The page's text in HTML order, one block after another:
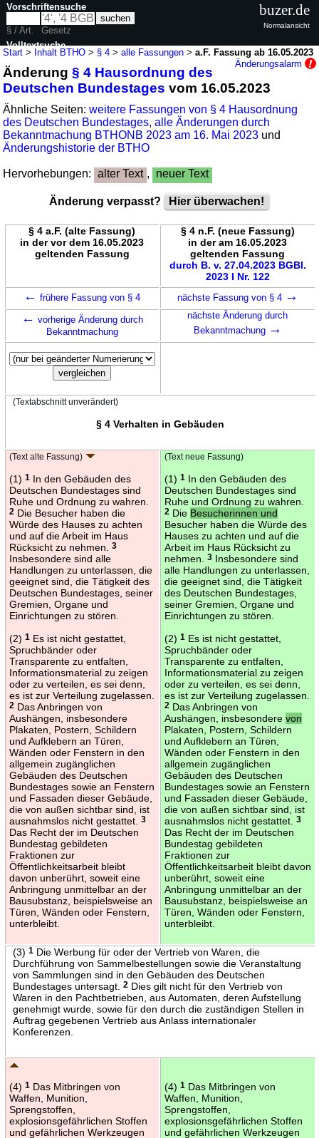
Start > Inhalt BTHO > § 4 >alle Fassungen >a.F. Fassung ab 16.05.2023
Änderungsalarm
Änderung§ 4 Hausordnung des
Deutschen Bundestages vom 16.05.2023
Ähnliche Seiten:weitere Fassungen von § 4 Hausordnung
des Deutschen Bundestages,alle Änderungen durch
Bekanntmachung BTHONB 2023 am 16. Mai 2023 und
Änderungshistorie der BTHO
Hervorhebungen: alter Text , neuer Text
Änderung verpasst? Hier überwachen!
§ 4 a.F. (alte Fassung)
in der vor dem 16.05.2023
geltenden Fassung
§ 4 n.F. (neue Fassung)
in der am 16.05.2023
geltenden Fassung
durch B. v. 27.04.2023 BGBl.
2023 I Nr. 122
← frühere Fassung von § 4 nächste Fassung von § 4 →
← vorherige Änderung durch
Bekanntmachung
nächste Änderung durch
Bekanntmachung →
(Textabschnitt unverändert)
§ 4 Verhalten in Gebäuden
(Text alte Fassung)
(1) 1In den Gebäuden des
Deutschen Bundestages sind
Ruhe und Ordnung zu wahren.
2Die Besucher haben die
Würde des Hauses zu achten
und auf die Arbeit im Haus
Rücksicht zu nehmen.
3
Insbesondere sind alle
Handlungen zu unterlassen, die
geeignet sind, die Tätigkeit des
Deutschen Bundestages, seiner
Gremien, Organe und
Einrichtungen zu stören.
(2) 1Es ist nicht gestattet,
Spruchbänder oder
Transparente zu entfalten,
Informationsmaterial zu zeigen
oder zu verteilen, es sei denn,
es ist zur Verteilung zugelassen.
2Das Anbringen von
Aushängen, insbesondere
Plakaten, Postern, Schildern
und Aufklebern an Türen,
Wänden oder Fenstern in den
allgemein zugänglichen
Gebäuden des Deutschen
Bundestages sowie an Fenstern
und Fassaden dieser Gebäude,
die von außen sichtbar sind, ist
ausnahmslos nicht gestattet.
3
Das Recht der im Deutschen
Bundestag gebildeten
Fraktionen zur
Öffentlichkeitsarbeit bleibt
davon unberührt, soweit eine
Anbringung unmittelbar an der
Bausubstanz, beispielsweise an
Türen, Wänden oder Fenstern,
unterbleibt.
(Text neue Fassung)
(1) 1In den Gebäuden des
Deutschen Bundestages sind
Ruhe und Ordnung zu wahren.
2Die Besucherinnen und
Besucher haben die Würde des
Hauses zu achten und auf die
Arbeit im Haus Rücksicht zu
nehmen.
3Insbesondere sind
alle Handlungen zu unterlassen,
die geeignet sind, die Tätigkeit
des Deutschen Bundestages,
seiner Gremien, Organe und
Einrichtungen zu stören.
(2) 1Es ist nicht gestattet,
Spruchbänder oder
Transparente zu entfalten,
Informationsmaterial zu zeigen
oder zu verteilen, es sei denn,
es ist zur Verteilung zugelassen.
2Das Anbringen von
Aushängen, insbesondere von
Plakaten, Postern, Schildern
und Aufklebern an Türen,
Wänden oder Fenstern in den
allgemein zugänglichen
Gebäuden des Deutschen
Bundestages sowie an Fenstern
und Fassaden dieser Gebäude,
die von außen sichtbar sind, ist
ausnahmslos nicht gestattet.
3
Das Recht der im Deutschen
Bundestag gebildeten
Fraktionen zur
Öffentlichkeitsarbeit bleibt davon
unberührt, soweit eine
Anbringung unmittelbar an der
Bausubstanz, beispielsweise an
Türen, Wänden oder Fenstern,
unterbleibt.
(3) 1Die Werbung für oder der Vertrieb von Waren, die
Durchführung von Sammelbestellungen sowie die Veranstaltung
von Sammlungen sind in den Gebäuden des Deutschen
Bundestages untersagt.
2Dies gilt nicht für den Vertrieb von
Waren in den Pachtbetrieben, aus Automaten, deren Aufstellung
genehmigt wurde, sowie für den durch die zuständigen Stellen in
Auftrag gegebenen Vertrieb aus Anlass internationaler
Konferenzen.
(4) 1Das Mitbringen von
Waffen, Munition,
Sprengstoffen,
explosionsgefährlichen Stoffen
und gefährlichen Werkzeugen
(4) 1Das Mitbringen von
Waffen, Munition,
Sprengstoffen,
explosionsgefährlichen Stoffen
und gefährlichen Werkzeugen
Vorschriftensuche
§ / Art.
Gesetz
Volltextsuche
nur in BTHO
buzer.de
Normalansicht